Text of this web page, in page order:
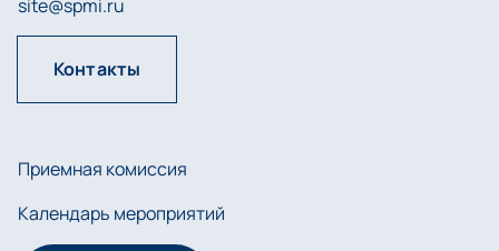
site@spmi.ru
Контакты
Приемная комиссия
Календарь мероприятий